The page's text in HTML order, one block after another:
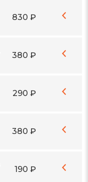
830 ₽
380 ₽
290 ₽
380 ₽
190 ₽